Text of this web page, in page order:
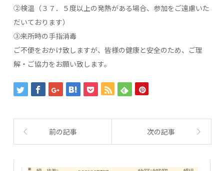
②検温（３７．５度以上の発熱がある場合、参加をご遠慮いた
だいております）
③来所時の手指消毒
ご不便をおかけ致しますが、皆様の健康と安全のため、ご理
解・ご協力をお願い致します。
前の記事 次の記事